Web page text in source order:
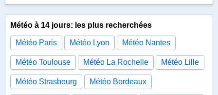
Météo à 14 jours: les plus recherchées
Météo Paris Météo Lyon Météo Nantes
Météo Toulouse Météo La Rochelle Météo Lille
Météo Strasbourg Météo Bordeaux